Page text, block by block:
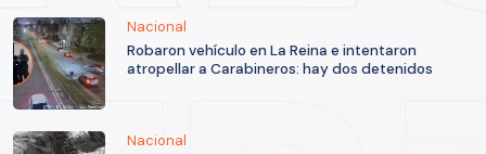
Nacional
Robaron vehículo en La Reina e intentaron
atropellar a Carabineros: hay dos detenidos
Nacional